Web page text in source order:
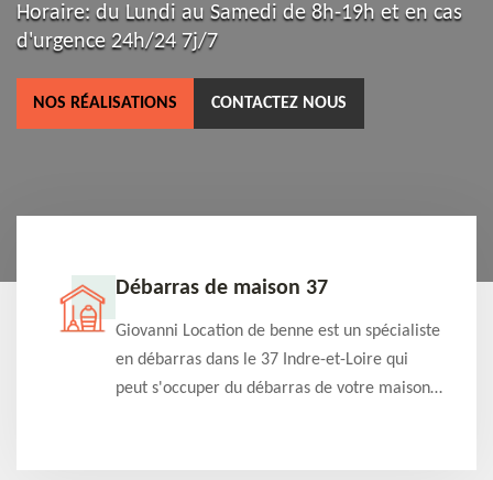
Horaire: du Lundi au Samedi de 8h-19h et en cas
d'urgence 24h/24 7j/7
NOS RÉALISATIONS CONTACTEZ NOUS
Débarras de maison 37
Giovanni Location de benne est un spécialiste
en débarras dans le 37 Indre-et-Loire qui
peut s'occuper du débarras de votre maison